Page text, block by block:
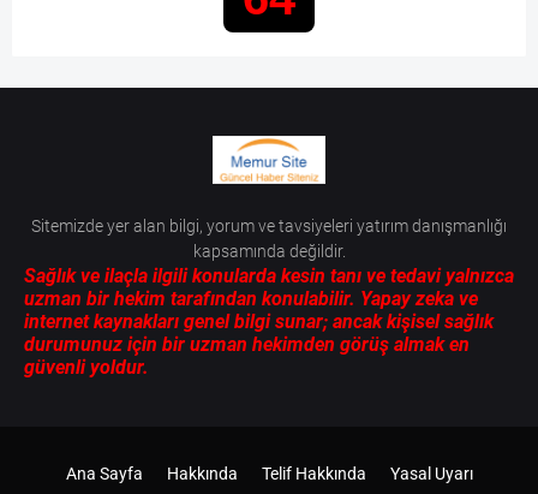
Sitemizde yer alan bilgi, yorum ve tavsiyeleri yatırım danışmanlığı
kapsamında değildir.
Sağlık ve ilaçla ilgili konularda kesin tanı ve tedavi yalnızca
uzman bir hekim tarafından konulabilir. Yapay zeka ve
internet kaynakları genel bilgi sunar; ancak kişisel sağlık
durumunuz için bir uzman hekimden görüş almak en
güvenli yoldur.
Ana Sayfa Hakkında Telif Hakkında Yasal Uyarı